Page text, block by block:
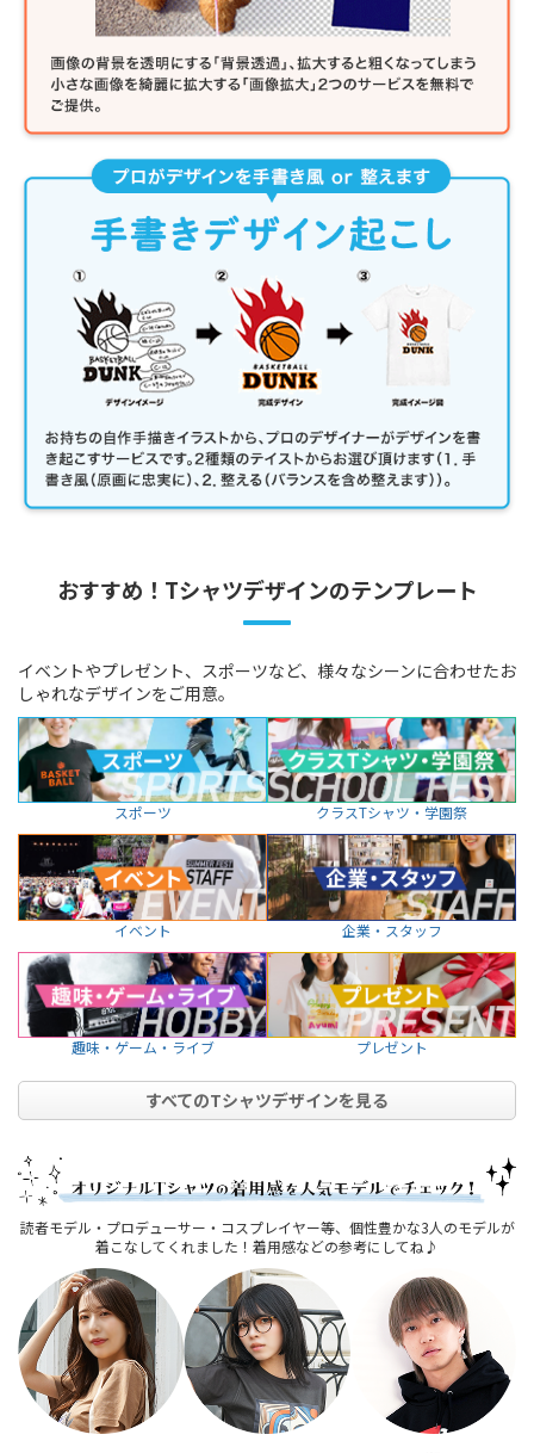
おすすめ！Tシャツデザインのテンプレート
イベントやプレゼント、スポーツなど、様々なシーンに合わせたお
しゃれなデザインをご用意。
スポーツ クラスTシャツ・学園祭
イベント 企業・スタッフ
趣味・ゲーム・ライブ プレゼント
すべてのTシャツデザインを見る
読者モデル・プロデューサー・コスプレイヤー等、個性豊かな3人のモデルが
着こなしてくれました！着用感などの参考にしてね♪